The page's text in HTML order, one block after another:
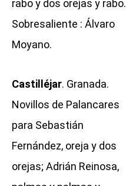
rabo y dos orejas y rabo.
Sobresaliente : Álvaro
Moyano.
Castilléjar. Granada.
Novillos de Palancares
para Sebastián
Fernández, oreja y dos
orejas; Adrián Reinosa,